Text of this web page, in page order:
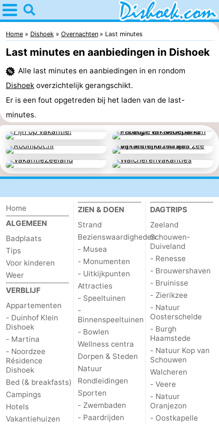
Home
Dishoek
Tips
Voor
kinderen
Overnachten
Appartementen
Duinhof
Dishoek
-
Noordzee
Dishoek
Bed
breakfasts)
Hotels
Vakantiehuizen
Duinhof
Klein
Dishoek
-
Duinzicht
-
Galgewei
-
Meerpaal
-
Noordzee
-
Home Dishoek Overnachten Last minutes
Last minutes en aanbiedingen in Dishoek
Alle last minutes en aanbiedingen in en rondom
Dishoek overzichtelijk gerangschikt.
Er is een fout opgetreden bij het laden van de last-
minutes.
Home
ALGEMEEN
Badplaats
Tips
Voor kinderen
Weer
VERBLIJF
Appartementen
- Duinhof Klein
Dishoek
- Martina
- Noordzee
Résidence
Dishoek
Bed (& breakfasts)
Campings
Hotels
Vakantiehuizen
ZIEN & DOEN
Strand
Bezienswaardigheden
- Musea
- Monumenten
- Uitkijkpunten
Attracties
- Speeltuinen
-
Binnenspeeltuinen
- Bowlen
Wellness centra
Dorpen & Steden
Natuur
Rondleidingen
Sporten
- Zwembaden
- Paardrijden
DAGTRIPS
Zeeland
Schouwen-
Duiveland
- Renesse
- Brouwershaven
- Bruinisse
- Zierikzee
- Natuur
Oosterschelde
- Burgh
Haamstede
- Natuur Kop van
Schouwen
Walcheren
- Veere
- Natuur
Oranjezon
- Oostkapelle